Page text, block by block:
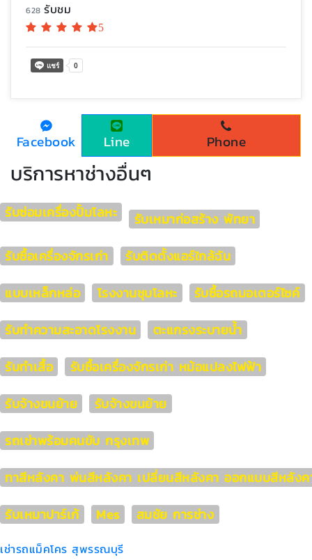
628 รับชม
5
Facebook Line Phone
บริการหาช่างอื่นๆ
รับซ่อมเครื่องปั้มโลหะ
รับเหมาก่อสร้าง พัทยา
รับซื้อเครื่องจักรเก่า
รับติดตั้งแอร์ใกล้ฉัน
แบบเหล็กหล่อ
โรงงานชุบโลหะ
รับซื้อรถมอเตอร์ไซค์
รับทำความสะอาดโรงงาน
ตะแกรงระบายน้ำ
รับทำเสื้อ
รับซื้อเครื่องจักรเก่า หม้อแปลงไฟฟ้า
รับจ้างขนย้าย
รับจ้างขนย้าย
รถเช่าพร้อมคนขับ กรุงเทพ
ทาสีหลังคา พ่นสีหลังคา เปลี่ยนสีหลังคา ออกแบบสีหลัง
รับเหมาปาร์เก้
Mes สมชัย การช่าง
เช่ารถแม็คโคร สุพรรณบุรี